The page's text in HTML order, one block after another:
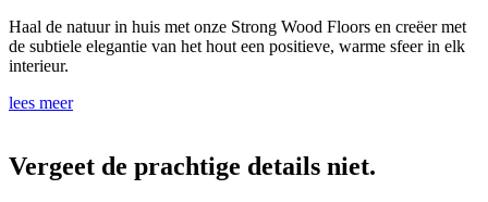
Haal de natuur in huis met onze Strong Wood Floors en creëer met
de subtiele elegantie van het hout een positieve, warme sfeer in elk
interieur.
lees meer
Vergeet de prachtige details niet.